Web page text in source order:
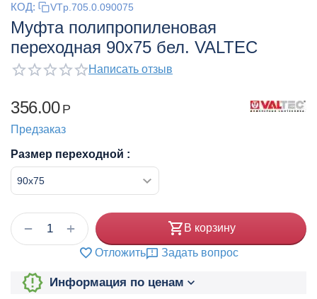
КОД: VTp.705.0.090075
Муфта полипропиленовая
переходная 90x75 бел. VALTEC
Написать отзыв
356.00 Р
Предзаказ
Размер переходной :
+
− В корзину
Отложить Задать вопрос
Информация по ценам